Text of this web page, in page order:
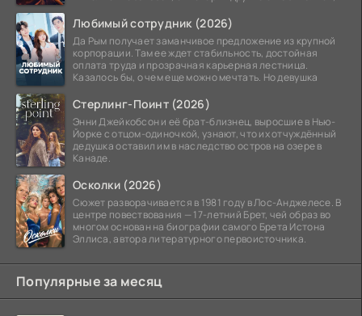
Любимый сотрудник (2026)
Да Рым получает заманчивое предложение из крупной
корпорации. Там ее ждет стабильность, достойная
оплата труда и прозрачная карьерная лестница.
Казалось бы, о чем еще можно мечтать. Но девушка
Стерлинг-Поинт (2026)
Энни Джейкобсон и её брат-близнец, выросшие в Нью-
Йорке с отцом-одиночкой, узнают, что их отчуждённый
дедушка оставил им в наследство остров на озере в
Канаде.
Осколки (2026)
Сюжет разворачивается в 1981 году в Лос-Анджелесе. В
центре повествования — 17-летний Брет, чей образ во
многом основан на биографии самого Брета Истона
Эллиса, автора литературного первоисточника.
Популярные за месяц